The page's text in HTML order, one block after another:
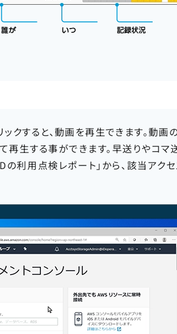
すると、動画を再生できます。動画
生する事ができます。早送りやコマ
利用点検レポート」から、該当アク